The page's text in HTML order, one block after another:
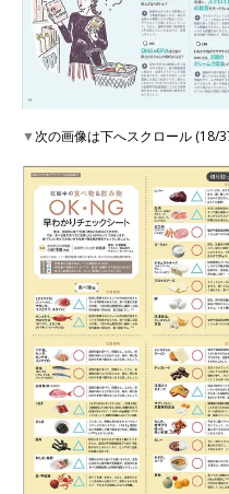
▼次の画像は下へスクロール (18/